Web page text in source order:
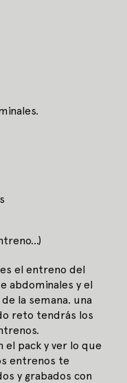
el entreno del
abdominales y el
la semana. una
reto tendrás los
el pack y ver lo que
entrenos te
y grabados con